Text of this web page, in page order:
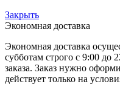
Закрыть
Экономная доставка
Экономная доставка
субботам строго с 9:00 до
заказа. Заказ нужно
действует только на